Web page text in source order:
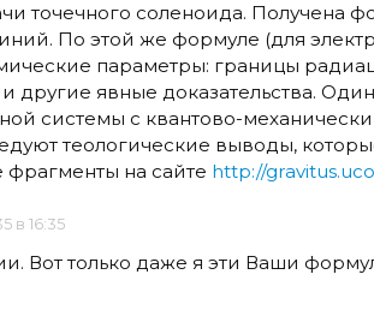
точечного соленоида. Получена
По этой же формуле (для
параметры: границы
другие явные доказательства.
системы с квантово-
теологические выводы,
фрагменты на сайте http://
в 16:35
Вот только даже я эти Ваши